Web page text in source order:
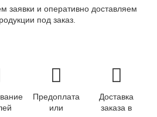
заявки и оперативно доставляем
под заказ.
Предоплата
или
Доставка
заказа в